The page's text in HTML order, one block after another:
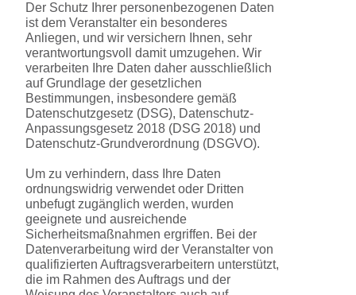
Der Schutz Ihrer personenbezogenen Daten
ist dem Veranstalter ein besonderes
Anliegen, und wir versichern Ihnen, sehr
verantwortungsvoll damit umzugehen. Wir
verarbeiten Ihre Daten daher ausschließlich
auf Grundlage der gesetzlichen
Bestimmungen, insbesondere gemäß
Datenschutzgesetz (DSG), Datenschutz-
Anpassungsgesetz 2018 (DSG 2018) und
Datenschutz-Grundverordnung (DSGVO).
Um zu verhindern, dass Ihre Daten
ordnungswidrig verwendet oder Dritten
unbefugt zugänglich werden, wurden
geeignete und ausreichende
Sicherheitsmaßnahmen ergriffen. Bei der
Datenverarbeitung wird der Veranstalter von
qualifizierten Auftragsverarbeitern unterstützt,
die im Rahmen des Auftrags und der